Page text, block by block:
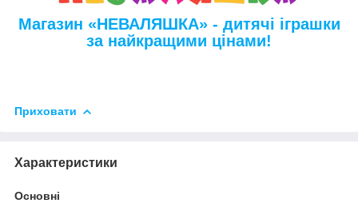
Магазин «НЕВАЛЯШКА» - дитячі іграшки
за найкращими цінами!
Приховати
Характеристики
Основні